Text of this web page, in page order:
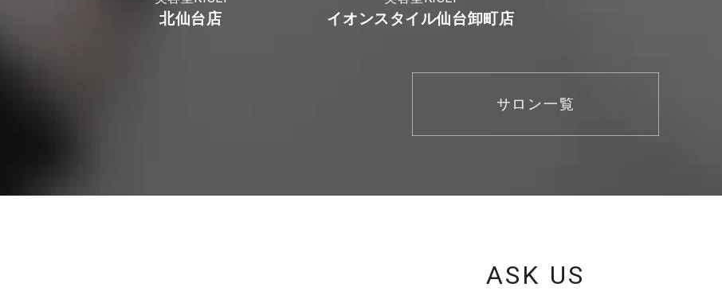
北仙台店 イオンスタイル仙台卸町店
サロン一覧
ASK US